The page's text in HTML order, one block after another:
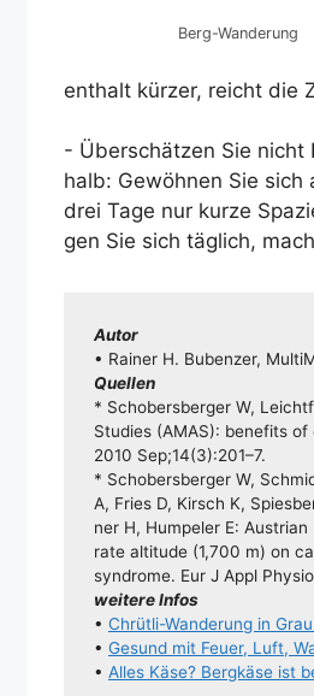
Berg-Wan­de­rung
ent­halt kür­zer, reicht die
- Über­schät­zen Sie
halb: Gewöh­nen Sie
drei Tage nur kur­ze
gen Sie sich täg­lich,
Autor
• Rai­ner H. Buben­zer,
Quel­len
* Scho­bers­ber­ger W,
Stu­dies (AMAS): bene­fits
2010 Sep;14(3):201–7.
* Scho­bers­ber­ger W,
A, Fries D, Kirsch K,
ner H, Hum­pe­l­er E:
ra­te alti­tu­de (1,700 m) on
syn­dro­me. Eur J Appl
wei­te­re Infos
• Chrü­t­­li-Wan­­de­rung in
• Gesund mit Feu­er, Luft,
• Alles Käse? Berg­kä­se ist